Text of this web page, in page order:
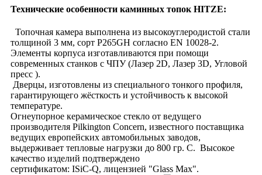
Технические особенности каминных топок HITZE:
Топочная камера выполнена из высокоуглеродистой стали
толщиной 3 мм, сорт P265GH согласно EN 10028-2.
Элементы корпуса изготавливаются при помощи
современных станков с ЧПУ (Лазер 2D, Лазер 3D, Угловой
пресс ).
Дверцы, изготовлены из специального тонкого профиля,
гарантирующего жёсткость и устойчивость к высокой
температуре.
Огнеупорное керамическое стекло от ведущего
производителя Pilkington Concern, известного поставщика
ведущих европейских автомобильных заводов,
выдерживает тепловые нагрузки до 800 гр. С. Высокое
качество изделий подтверждено
сертификатом: ISiC-Q, лицензией "Glass Max".